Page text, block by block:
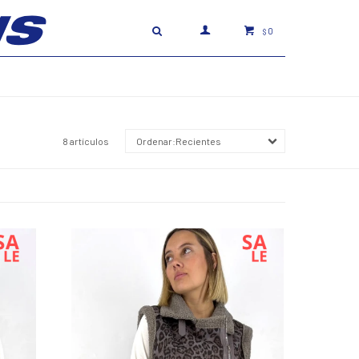
$ 0
8 artículos Recientes